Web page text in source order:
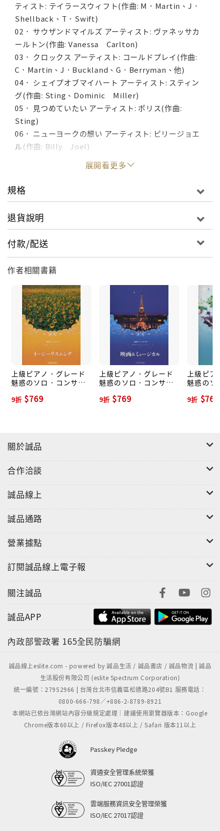
ティスト: テイラースウィフト(作曲: M．Martin、J．
Shellback、T．Swift)
02． サウザンドマイルズ アーティスト: ヴァネッサカ
ールトン(作曲: Vanessa Carlton)
03． クロックス アーティスト: コールドプレイ(作曲:
C．Martin、J．Buckland、G．Berryman、他)
04． シェイプオブマイハート アーティスト: スティン
グ(作曲: Sting、Dominic Miller)
05． 見つめていたい アーティスト: ポリス(作曲:
Sting)
06． ニューヨークの想い アーティスト: ビリージョエ
ル(作曲: Billy Joel)
07． オネスティ アーティスト: ビリージョエル(作曲:
08． ユアビューティフル アーティスト: ジェームスブ
ラント(作曲: J．Blunt、A．Ghost、S．Scarbech)
09． イエスタデイワンスモア アーティスト: カーペン
Amanda McBroom)
11． 君のともだち アーティスト: キャロルキング(作曲:
Carole King)
12． ウイアーオールアローン アーティスト: ボズスキ
ャッグス(作曲: Boz Scaggs)
13． 明日に架ける橋 アーティスト: サイモン＆ガーフ
ァンクル(作曲: Paul Simon)
14． イフウィホールドオントゥゲザー アーティスト:
ダイアナロス(作曲: James Horner)
15． カントリーロード アーティスト: ジョンデンバー
(作曲: T．Nivert、B．Danoff、J．Denver)
18． 二人でお茶を (作曲: Vincent Youmans)
19． フライミートゥザムーン アーティスト: フランク
シナトラ(作曲: Bart Howard)
21． ホールニューワールド (作曲: Alan Menken)
23． アンダーザシー (作曲: Alan Menken)
Robert Lopez)
26． 広い河の岸辺 (作曲: スコットランド民謡)
28． ムーンライトセレナーデ (作曲: Glenn Miller)
29． ラプソディーインブルー (作曲: George
展開看更多
規格
退貨說明
付款/配送
作者相關書籍
上級ピアノ．グレード
魅惑のソロ．コンサー
グ
9折 $769
上級ピアノ．グレード
魅惑のソロ．コンサー
ル
9折 $769
上級ピ
魅惑のソ
9折 $769
關於誠品
合作洽談
誠品線上
誠品通路
營業據點
訂閱誠品線上電子報
關注誠品
誠品APP
內政部警政署 165全民防騙網
誠品線上eslite.com - powered by 誠品生活 / 誠品書店 / 誠品物流 | 誠品
生活股份有限公司 (eslite Spectrum Corporation)
統一編號：27952966 | 台灣台北市信義區松德路204號B1 服務電話：
0800-666-798／+886-2-8789-8921
本網站已依台灣網站內容分級規定處理｜建議使用瀏覽器版本：Google
Chrome版本60以上 / Firefox版本48以上 / Safari 版本11以上
Passkey Pledge
資通安全管理系統榮獲
ISO/IEC 27001認證
雲端服務資訊安全管理榮獲
ISO/IEC 27017認證